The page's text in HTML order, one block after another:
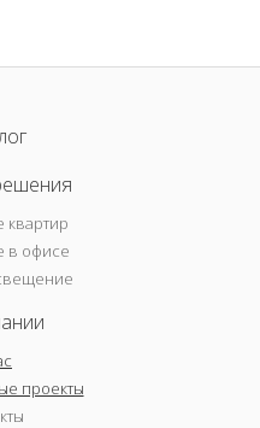
в офисе
проекты